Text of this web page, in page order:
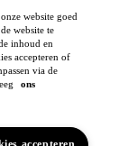
website goed
website te
inhoud en
accepteren of
via de
ons